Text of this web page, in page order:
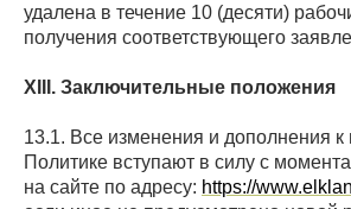
удалена в течение 10 (десяти)
получения соответствующего
XIII. Заключительные положения
13.1. Все изменения и дополнения к
Политике вступают в силу с
на сайте по адресу: https://